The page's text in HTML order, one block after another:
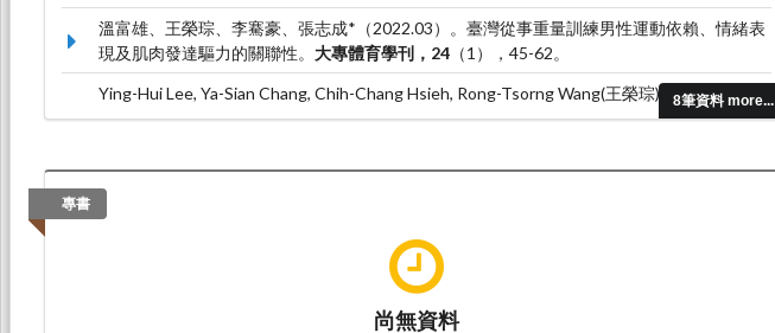
8筆資料 more...
溫富雄、王榮琮、李騫豪、張志成*（2022.03）。臺灣從事重量訓練男性運動依賴、情緒表
現及肌肉發達驅力的關聯性。 大專體育學刊，24 （1），45-62。
Ying-Hui Lee, Ya-Sian Chang, Chih-Chang Hsieh, Rong-Tsorng Wang(王榮琮), Jan- Gowth
Chang, Chung-Jen Chen, Shun-Jen Chang* (2022.01). APOE and KLF14 genetic variants
association study.Genetics and Molecular Biology, 45(1), 20210280.
專書
尚無資料